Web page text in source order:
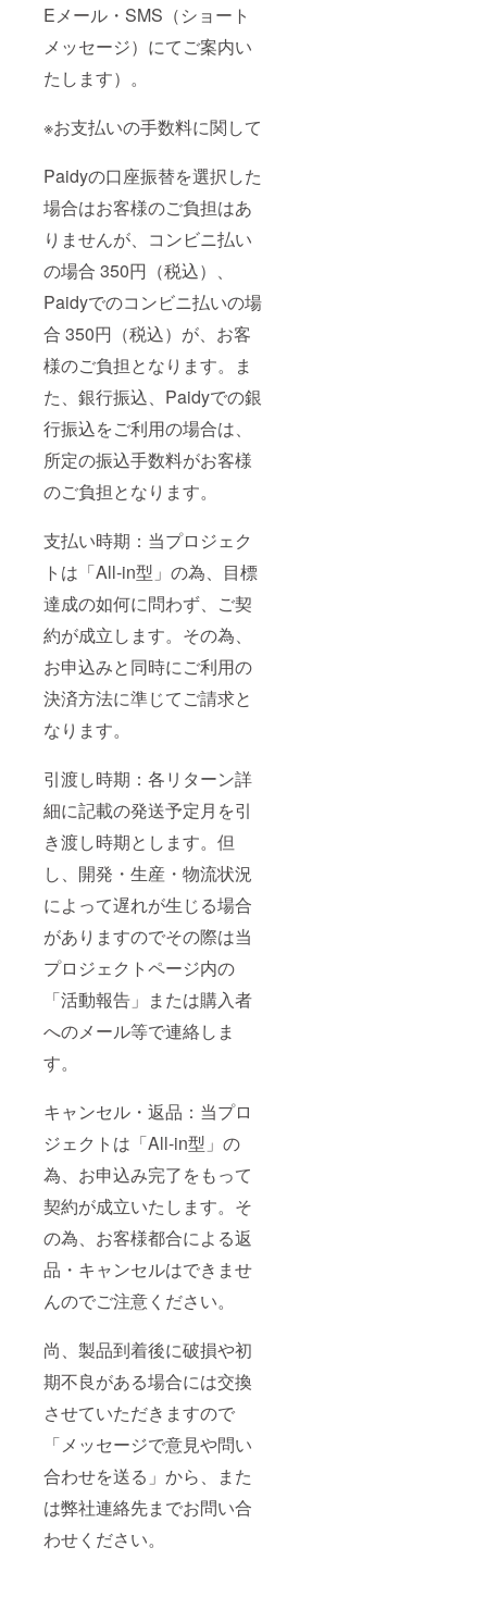
Eメール・SMS（ショート
メッセージ）にてご案内い
たします）。
※お支払いの手数料に関して
Paidyの口座振替を選択した
場合はお客様のご負担はあ
りませんが、コンビニ払い
の場合 350円（税込）、
Paidyでのコンビニ払いの場
合 350円（税込）が、お客
様のご負担となります。ま
た、銀行振込、Paidyでの銀
行振込をご利用の場合は、
所定の振込手数料がお客様
のご負担となります。
支払い時期：当プロジェク
トは「All-in型」の為、目標
達成の如何に問わず、ご契
約が成立します。その為、
お申込みと同時にご利用の
決済方法に準じてご請求と
なります。
引渡し時期：各リターン詳
細に記載の発送予定月を引
き渡し時期とします。但
し、開発・生産・物流状況
によって遅れが生じる場合
がありますのでその際は当
プロジェクトページ内の
「活動報告」または購入者
へのメール等で連絡しま
す。
キャンセル・返品：当プロ
ジェクトは「All-in型」の
為、お申込み完了をもって
契約が成立いたします。そ
の為、お客様都合による返
品・キャンセルはできませ
んのでご注意ください。
尚、製品到着後に破損や初
期不良がある場合には交換
させていただきますので
「メッセージで意見や問い
合わせを送る」から、また
は弊社連絡先までお問い合
わせください。